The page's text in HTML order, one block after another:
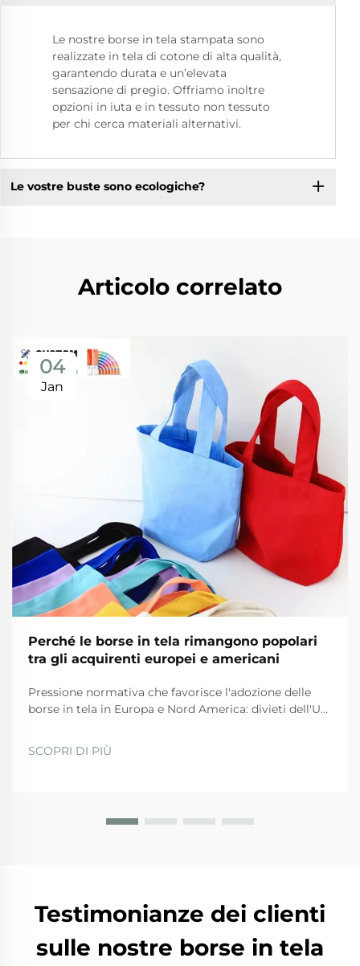
Le nostre borse in tela stampata sono
realizzate in tela di cotone di alta qualità,
garantendo durata e un’elevata
sensazione di pregio. Offriamo inoltre
opzioni in iuta e in tessuto non tessuto
per chi cerca materiali alternativi.
Le vostre buste sono ecologiche?
Articolo correlato
04
Jan
Perché le borse in tela rimangono popolari
tra gli acquirenti europei e americani
Pressione normativa che favorisce l'adozione delle
borse in tela in Europa e Nord America: divieti dell'UE
circolare. Le severe normative dell'UE stanno
spingendo fortemente le aziende verso l'uso di borse
SCOPRI DI PIÙ
Testimonianze dei clienti
sulle nostre borse in tela